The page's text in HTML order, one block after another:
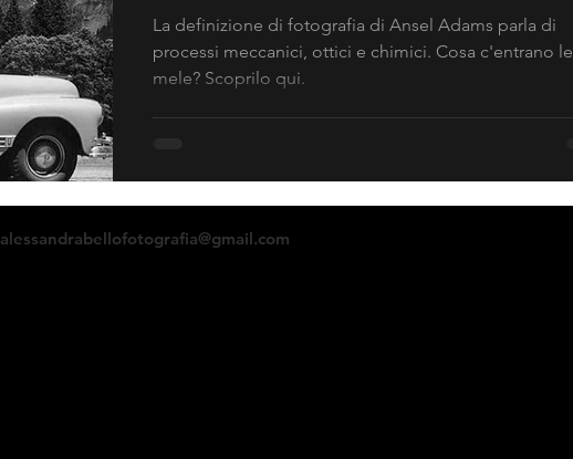
La definizione di fotografia di Ansel Adams parla di
processi meccanici, ottici e chimici. Cosa c'entrano le
mele? Scoprilo qui.
alessandrabellofotografia@gmail.com